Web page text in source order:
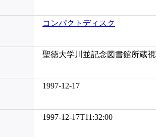
コンパクトディスク
聖徳大学川並記念図書館所蔵
1997-12-17
1997-12-17T11:32:00